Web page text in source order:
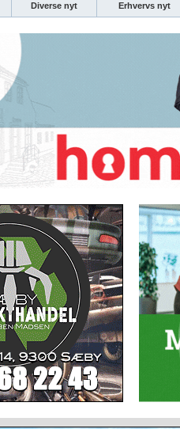
Diverse nyt Erhvervs nyt